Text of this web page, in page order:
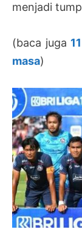
menjadi
(baca juga
masa)